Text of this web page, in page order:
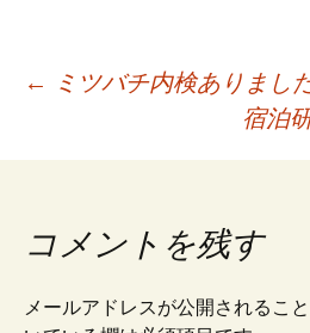
投
稿
ナ
←
ミツバチ内検ありまし
宿泊
コメントを残す
メールアドレスが公開されるこ